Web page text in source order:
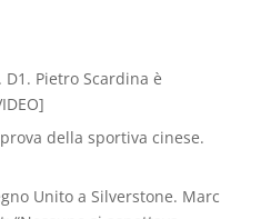
D1. Pietro Scardina è
prova della sportiva cinese.
Unito a Silverstone. Marc